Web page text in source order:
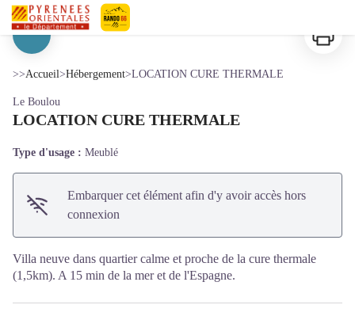
LOCATION CURE THERMALE
>>Accueil>Hébergement>LOCATION CURE THERMALE
Le Boulou
LOCATION CURE THERMALE
Type d'usage : Meublé
Embarquer cet élément afin d'y avoir accès hors
connexion
Villa neuve dans quartier calme et proche de la cure thermale
(1,5km). A 15 min de la mer et de l'Espagne.